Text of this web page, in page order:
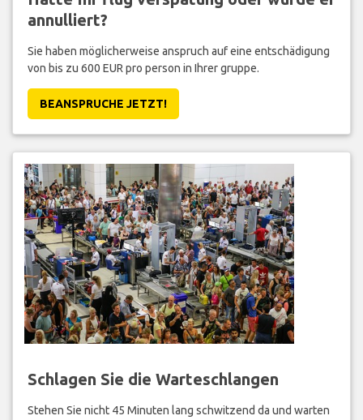
annulliert?
Sie haben möglicherweise anspruch auf eine entschädigung
von bis zu 600 EUR pro person in Ihrer gruppe.
BEANSPRUCHE JETZT!
Schlagen Sie die Warteschlangen
Stehen Sie nicht 45 Minuten lang schwitzend da und warten